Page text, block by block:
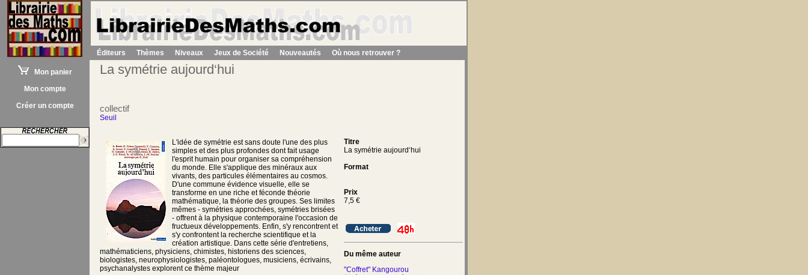
Mon panier
Mon compte
Créer un compte
Éditeurs Thèmes Niveaux Jeux de Société Nouveautés Où nous retrouver ?
La symétrie aujourd‘hui
collectif
Seuil
L'idée de symétrie est sans doute l'une des plus
simples et des plus profondes dont fait usage
l'esprit humain pour organiser sa compréhension
du monde. Elle s'applique des minéraux aux
vivants, des particules élémentaires au cosmos.
D'une commune évidence visuelle, elle se
transforme en une riche et féconde théorie
mathématique, la théorie des groupes. Ses limites
mêmes - symétries approchées, symétries brisées
- offrent à la physique contemporaine l'occasion de
fructueux développements. Enfin, s'y rencontrent et
s'y confrontent la recherche scientifique et la
création artistique. Dans cette série d'entretiens,
mathématiciens, physiciens, chimistes, historiens des sciences,
biologistes, neurophysiologistes, paléontologues, musiciens, écrivains,
psychanalystes explorent ce thème majeur
Titre
La symétrie aujourd‘hui
Format
Prix
7,5 €
Du même auteur
"Coffret" Kangourou